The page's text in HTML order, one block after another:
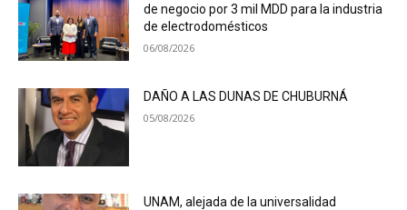
de negocio por 3 mil MDD para la industria
de electrodomésticos
06/08/2026
DAÑO A LAS DUNAS DE CHUBURNÁ
05/08/2026
UNAM, alejada de la universalidad